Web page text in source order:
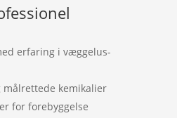
erfaring i væggelus-
målrettede kemikalier
for forebyggelse